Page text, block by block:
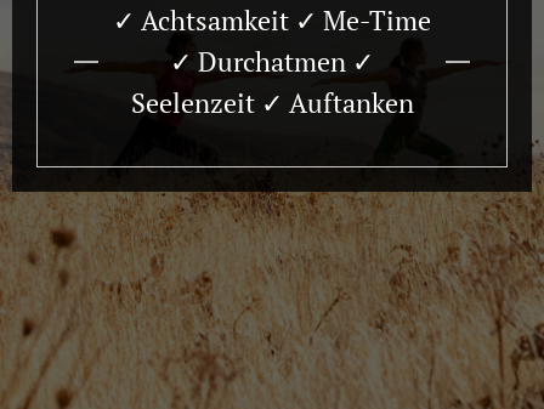
✓ Achtsamkeit ✓ Me-Time
✓ Durchatmen ✓
Seelenzeit ✓ Auftanken